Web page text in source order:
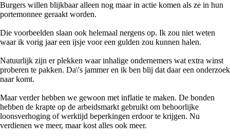
Burgers willen blijkbaar alleen nog maar in actie komen als ze in hun
portemonnee geraakt worden.
Die voorbeelden slaan ook helemaal nergens op. Ik zou niet weten
waar ik vorig jaar een ijsje voor een gulden zou kunnen halen.
Natuurlijk zijn er plekken waar inhalige ondernemers wat extra winst
proberen te pakken. Da\'s jammer en ik ben blij dat daar een onderzoek
naar komt.
Maar verder hebben we gewoon met inflatie te maken. De bonden
hebben de krapte op de arbeidsmarkt gebruikt om behoorlijke
loonsverhoging of werktijd beperkingen erdoor te krijgen. Nu
verdienen we meer, maar kost alles ook meer.